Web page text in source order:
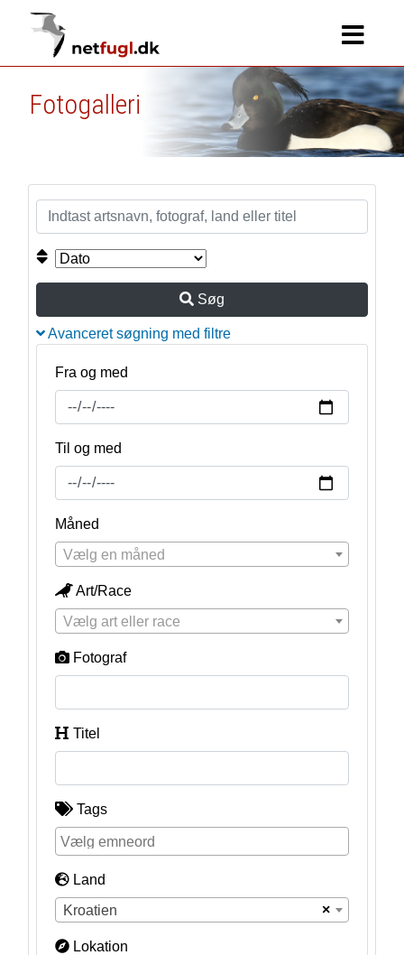
Fotogalleri
Søg
Avanceret søgning med filtre
Fra og med
Til og med
Måned
Vælg en måned
Art/Race
Vælg art eller race
Fotograf
Titel
Tags
Land
×
Kroatien
Lokation